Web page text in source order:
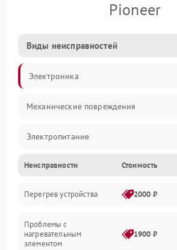
Pioneer
Виды неисправностей
Электроника
Механические повреждения
Электропитание
Парообразование
Герметичность
Механика
Неисправности Стоимость
Перегрев устройства 2000 ₽
Проблемы с
нагревательным
элементом
1900 ₽